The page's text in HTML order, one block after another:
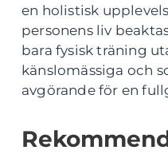
en holistisk
personens liv
bara fysisk träning
känslomässiga och
avgörande för en